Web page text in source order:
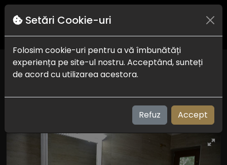
Pensiunea Dumbrava
Plaja: m
13:00 la 18:00 - 10:00 la 11:00
Setări Cookie-uri
Folosim cookie-uri pentru a vă îmbunătăți
experiența pe site-ul nostru. Acceptând, sunteți
de acord cu utilizarea acestora.
Refuz Accept